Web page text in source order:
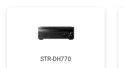
STR-DH770